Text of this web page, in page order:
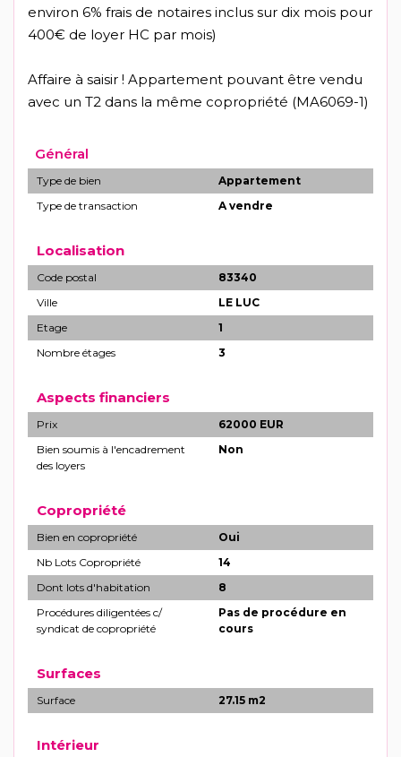
environ 6% frais de notaires inclus sur dix mois pour
400€ de loyer HC par mois)
Affaire à saisir ! Appartement pouvant être vendu
avec un T2 dans la même copropriété (MA6069-1)
Général
Type de bien
Appartement
Type de transaction
A vendre
Localisation
Code postal
83340
Ville
LE LUC
Etage
1
Nombre étages
3
Aspects financiers
Prix
62000 EUR
Bien soumis à l'encadrement
des loyers
Non
Copropriété
Bien en copropriété
Oui
Nb Lots Copropriété
14
Dont lots d'habitation
8
Procédures diligentées c/
syndicat de copropriété
Pas de procédure en
cours
Surfaces
Surface 27.15 m2
Intérieur